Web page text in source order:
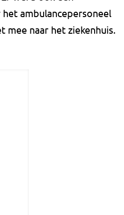
ambulancepersoneel
mee naar het ziekenhuis.